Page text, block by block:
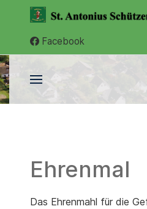
Facebook
Ehrenmal
Das Ehrenmahl für die